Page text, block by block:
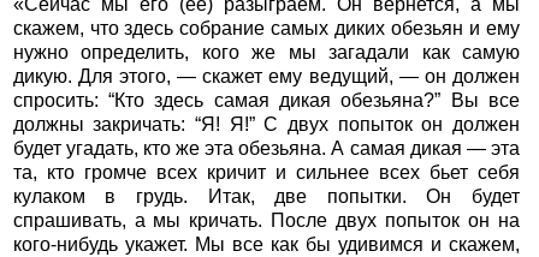
«Сейчас мы его (ее) разыграем. Он вернется, а мы
скажем, что здесь собрание самых диких обезьян и ему
нужно определить, кого же мы загадали как самую
дикую. Для этого, — скажет ему ведущий, — он должен
спросить: “Кто здесь самая дикая обезьяна?” Вы все
должны закричать: “Я! Я!” С двух попыток он должен
будет угадать, кто же эта обезьяна. А самая дикая — эта
та, кто громче всех кричит и сильнее всех бьет себя
кулаком в грудь. Итак, две попытки. Он будет
спрашивать, а мы кричать. После двух попыток он на
кого-нибудь укажет. Мы все как бы удивимся и скажем,